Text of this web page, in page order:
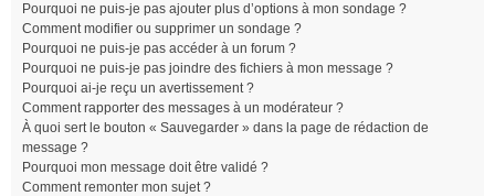
Pourquoi ne puis-je pas ajouter plus d’options à mon sondage ?
Comment modifier ou supprimer un sondage ?
Pourquoi ne puis-je pas accéder à un forum ?
Pourquoi ne puis-je pas joindre des fichiers à mon message ?
Pourquoi ai-je reçu un avertissement ?
Comment rapporter des messages à un modérateur ?
À quoi sert le bouton « Sauvegarder » dans la page de rédaction de
message ?
Pourquoi mon message doit être validé ?
Comment remonter mon sujet ?